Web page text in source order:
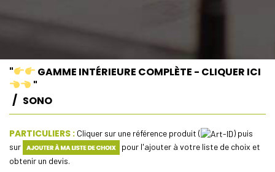
"
GAMME INTÉRIEURE COMPLÈTE - CLIQUER ICI
"
SONO
PARTICULIERS : Cliquer sur une référence produit (
) puis
sur
pour l'ajouter à votre liste de choix et
obtenir un devis.